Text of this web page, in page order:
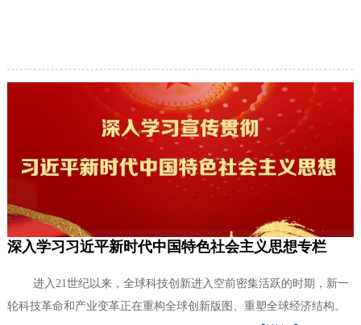
深入学习习近平新时代中国特色社会主义思想专栏
进入21世纪以来，全球科技创新进入空前密集活跃的时期，新一
轮科技革命和产业变革正在重构全球创新版图、重塑全球经济结构。